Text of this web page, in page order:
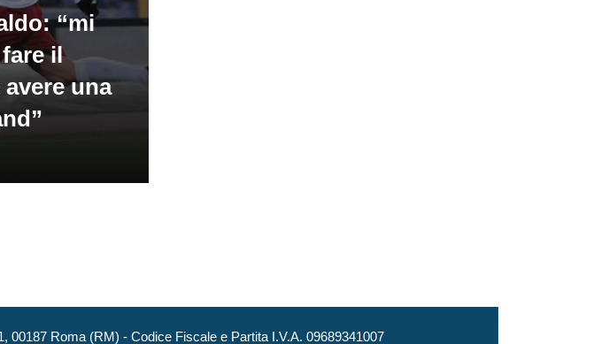
“mi
il
una
Roma (RM) - Codice Fiscale e Partita I.V.A. 09689341007